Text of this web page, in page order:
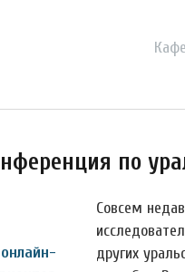
по
Совсем
других